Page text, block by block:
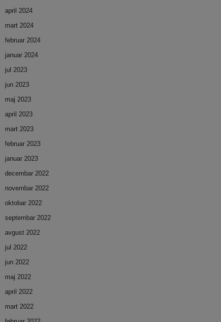
april 2024
mart 2024
februar 2024
januar 2024
jul 2023
jun 2023
maj 2023
april 2023
mart 2023
februar 2023
januar 2023
decembar 2022
novembar 2022
oktobar 2022
septembar 2022
avgust 2022
jul 2022
jun 2022
maj 2022
april 2022
mart 2022